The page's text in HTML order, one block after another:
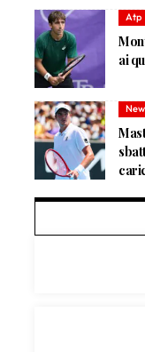
Atp
ai